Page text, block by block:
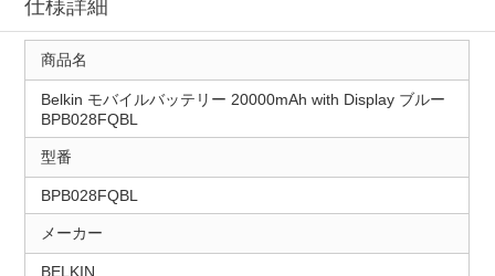
仕様詳細
商品名
Belkin モバイルバッテリー 20000mAh with Display ブルー
BPB028FQBL
型番
BPB028FQBL
メーカー
BELKIN